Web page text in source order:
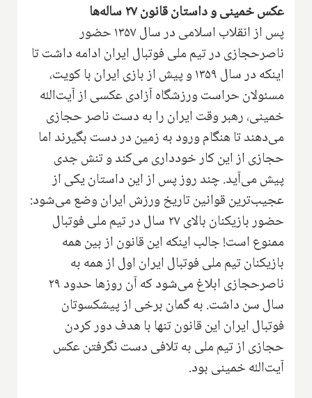
عکس خمینی و داستان قانون ۲۷ ساله‌ها
پس از انقلاب اسلامی در سال ۱۳۵۷ حضور
ناصرحجازی در تیم ملی فوتبال ایران ادامه داشت تا
اینکه در سال ۱۳۵۹ و پیش از بازی ایران با کویت،
مسئولان حراست ورزشگاه آزادی عکسی از آیت‌الله
خمینی، رهبر وقت ایران را به دست ناصر حجازی
می‌دهند تا هنگام ورود به زمین در دست بگیرند اما
حجازی از این کار خودداری می‌کند و تنش جدی
پیش می‌آید. چند روز پس از این داستان یکی از
عجیب‌ترین قوانین تاریخ ورزش ایران وضع می‌شود:
حضور بازیکنان بالای ۲۷ سال در تیم ملی فوتبال
ممنوع است! جالب اینکه این قانون از بین همه
بازیکنان تیم ملی فوتبال ایران اول از همه به
ناصرحجازی ابلاغ می‌شود که آن روزها حدود ۲۹
سال سن داشت. به گمان برخی از پیشکسوتان
فوتبال ایران این قانون تنها با هدف دور کردن
حجازی از تیم ملی به تلافی دست نگرفتن عکس
آیت‌الله خمینی بود.